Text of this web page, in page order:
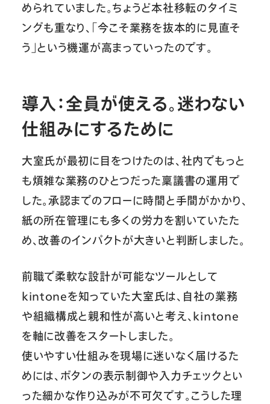
められていました。ちょうど本社移転のタイミ
ングも重なり、「今こそ業務を抜本的に見直そ
う」という機運が高まっていったのです。
導入：全員が使える。迷わない
仕組みにするために
大室氏が最初に目をつけたのは、社内でもっと
も煩雑な業務のひとつだった稟議書の運用で
した。承認までのフローに時間と手間がかかり、
紙の所在管理にも多くの労力を割いていたた
め、改善のインパクトが大きいと判断しました。
前職で柔軟な設計が可能なツールとして
kintoneを知っていた大室氏は、自社の業務
や組織構成と親和性が高いと考え、kintone
を軸に改善をスタートしました。
使いやすい仕組みを現場に迷いなく届けるた
めには、ボタンの表示制御や入力チェックとい
った細かな作り込みが不可欠です。こうした理